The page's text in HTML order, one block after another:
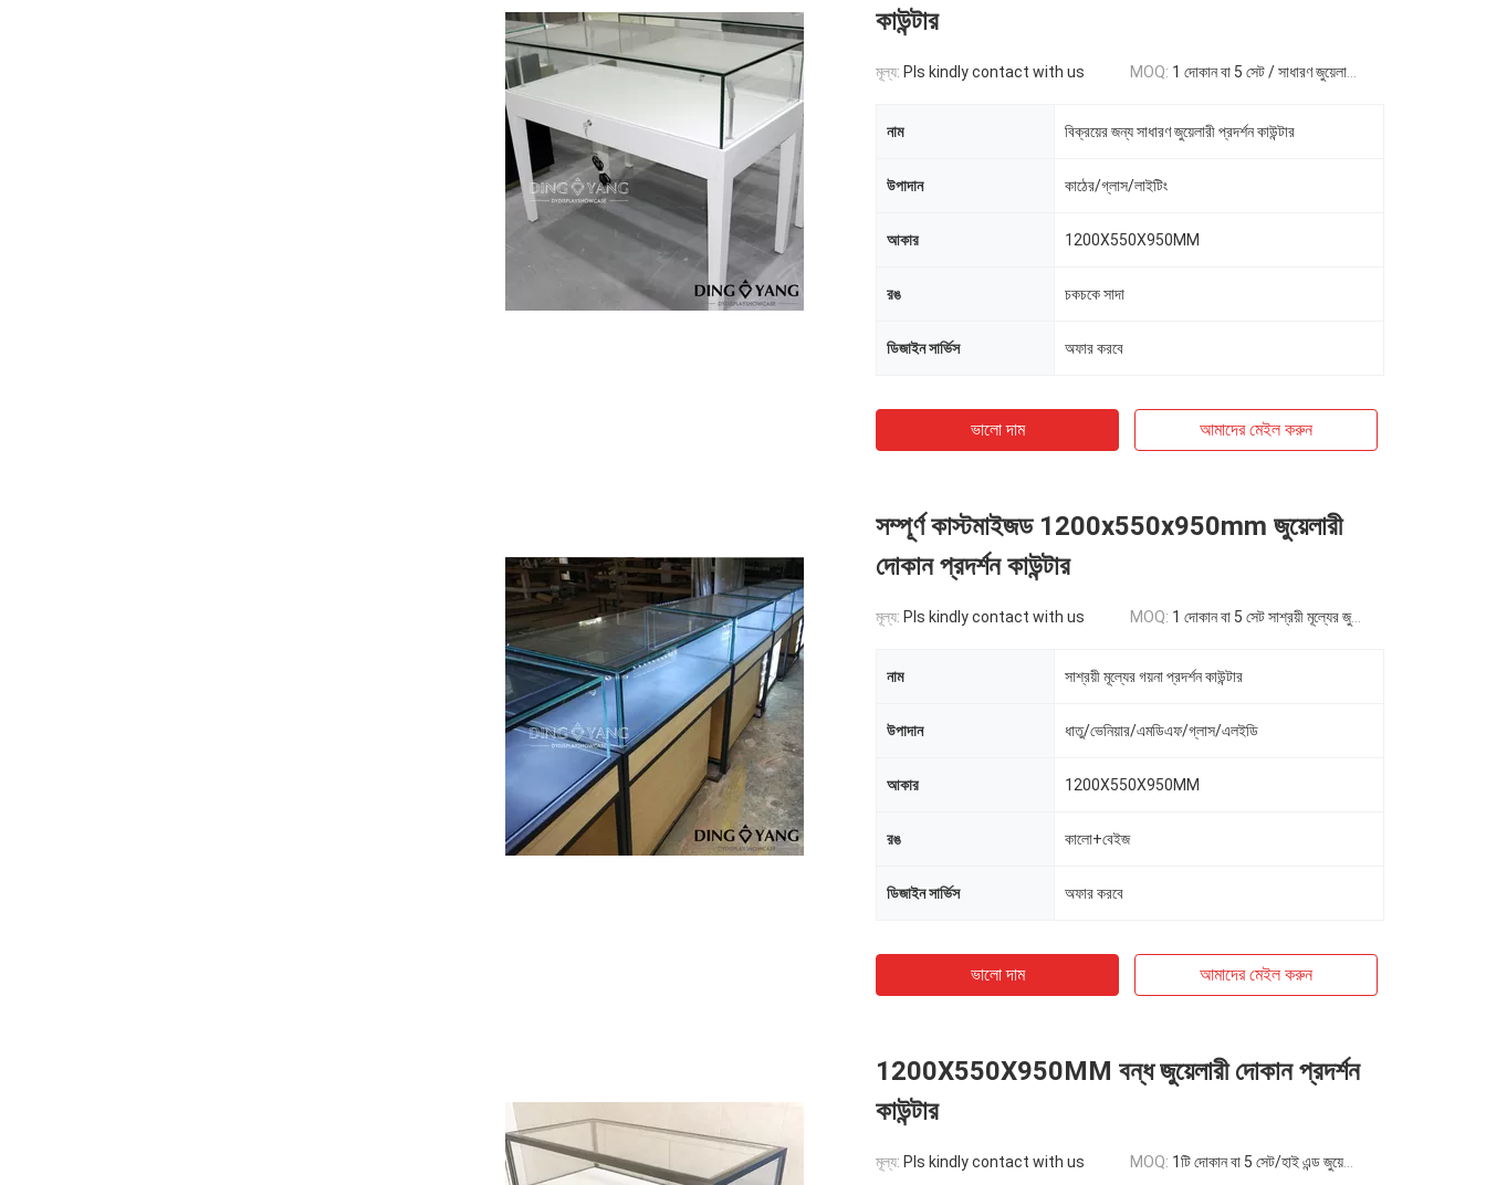
কাউন্টার
মূল্য: Pls kindly contact with us MOQ: 1 দোকান বা 5 সেট / সাধারণ জুয়েলারী ডিসপ্লে কাউন্টার বিক্রয়ের জন্য
নাম বিক্রয়ের জন্য সাধারণ জুয়েলারী প্রদর্শন কাউন্টার
উপাদান কাঠের/গ্লাস/লাইটিং
আকার 1200X550X950MM
রঙ চকচকে সাদা
ডিজাইন সার্ভিস অফার করবে
ভালো দাম আমাদের মেইল ​​করুন
সম্পূর্ণ কাস্টমাইজড 1200x550x950mm জুয়েলারী
দোকান প্রদর্শন কাউন্টার
মূল্য: Pls kindly contact with us MOQ: 1 দোকান বা 5 সেট সাশ্রয়ী মূল্যের জুয়েলারি ডিসপ্লে কাউন্টার
নাম সাশ্রয়ী মূল্যের গয়না প্রদর্শন কাউন্টার
উপাদান ধাতু/ভেনিয়ার/এমডিএফ/গ্লাস/এলইডি
আকার 1200X550X950MM
রঙ কালো+বেইজ
ডিজাইন সার্ভিস অফার করবে
ভালো দাম আমাদের মেইল ​​করুন
1200X550X950MM বন্ধ জুয়েলারী দোকান প্রদর্শন
কাউন্টার
মূল্য: Pls kindly contact with us MOQ: 1টি দোকান বা 5 সেট/হাই এন্ড জুয়েলারি ডিসপ্লে কাউন্টার